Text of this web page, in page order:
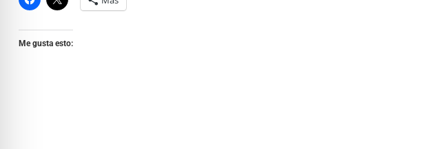
Me gusta esto: